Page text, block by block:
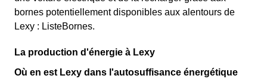
bornes potentiellement disponibles aux alentours de
Lexy : ListeBornes.
La production d'énergie à Lexy
Où en est Lexy dans l'autosuffisance énergétique